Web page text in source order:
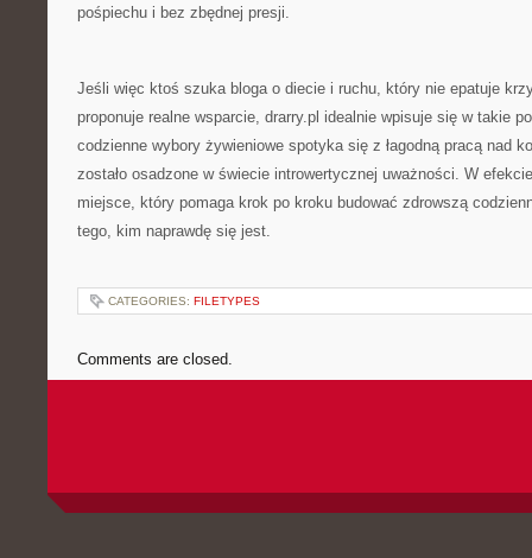
pośpiechu i bez zbędnej presji.
Jeśli więc ktoś szuka bloga o diecie i ruchu, który nie epatuje
proponuje realne wsparcie, drarry.pl idealnie wpisuje się w takie
codzienne wybory żywieniowe spotyka się z łagodną pracą nad
zostało osadzone w świecie introwertycznej uważności. W
miejsce, który pomaga krok po kroku budować zdrowszą
tego, kim naprawdę się jest.
CATEGORIES: FILETYPES
Comments are closed.